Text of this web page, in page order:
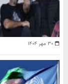
۳۰ مهر ۱۴۰۴